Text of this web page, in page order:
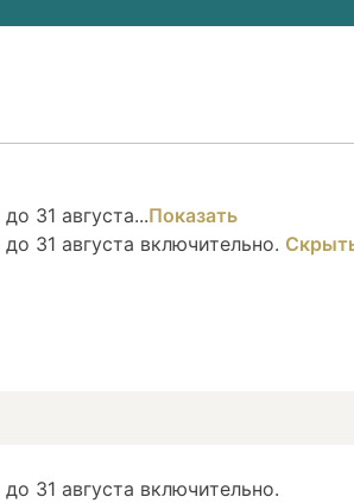
31 августа...Показать
31 августа включительно.
31 августа включительно.